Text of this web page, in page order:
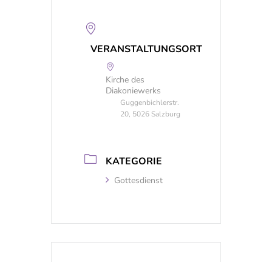
VERANSTALTUNGSORT
Kirche des
Diakoniewerks
Guggenbichlerstr.
20, 5026 Salzburg
KATEGORIE
Gottesdienst